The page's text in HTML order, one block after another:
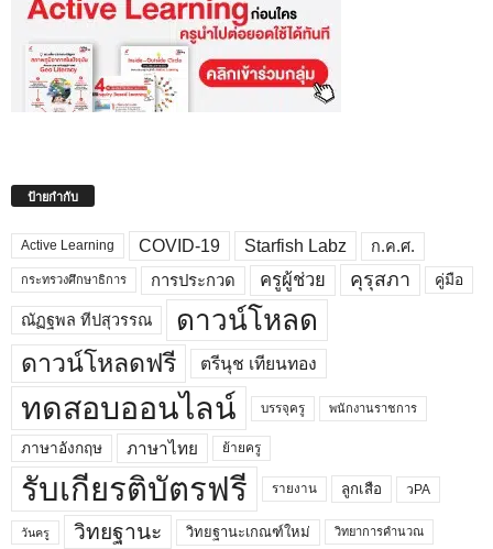
ป้ายกำกับ
Active Learning COVID-19 Starfish Labz ก.ค.ศ.
กระทรวงศึกษาธิการ การประกวด ครูผู้ช่วย คุรุสภา คู่มือ
ณัฏฐพล ทีปสุวรรณ ดาวน์โหลด
ดาวน์โหลดฟรี ตรีนุช เทียนทอง
ทดสอบออนไลน์ บรรจุครู พนักงานราชการ
ภาษาอังกฤษ ภาษาไทย ย้ายครู
รับเกียรติบัตรฟรี รายงาน ลูกเสือ วPA
วันครู วิทยฐานะ วิทยฐานะเกณฑ์ใหม่ วิทยาการคำนวณ